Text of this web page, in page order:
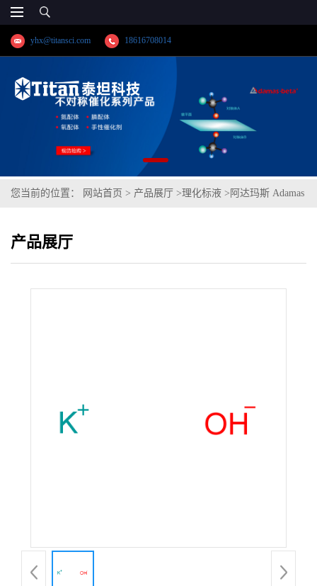
yhx@titansci.com 18616708014
您当前的位置： 网站首页 > 产品展厅 >理化标液 > 阿达玛斯 Adamas
号:T23M1J-500mL,≥96%
产品展厅